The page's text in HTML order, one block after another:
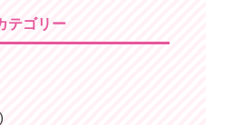
テゴリー